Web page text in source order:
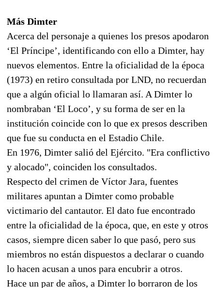
Más Dimter
Acerca del personaje a quienes los presos apodaron
‘El Príncipe’, identificando con ello a Dimter, hay
nuevos elementos. Entre la oficialidad de la época
(1973) en retiro consultada por LND, no recuerdan
que a algún oficial lo llamaran así. A Dimter lo
nombraban ‘El Loco’, y su forma de ser en la
institución coincide con lo que ex presos describen
que fue su conducta en el Estadio Chile.
En 1976, Dimter salió del Ejército. "Era conflictivo
y alocado", coinciden los consultados.
Respecto del crimen de Víctor Jara, fuentes
militares apuntan a Dimter como probable
victimario del cantautor. El dato fue encontrado
entre la oficialidad de la época, que, en este y otros
casos, siempre dicen saber lo que pasó, pero sus
miembros no están dispuestos a declarar o cuando
lo hacen acusan a unos para encubrir a otros.
Hace un par de años, a Dimter lo borraron de los